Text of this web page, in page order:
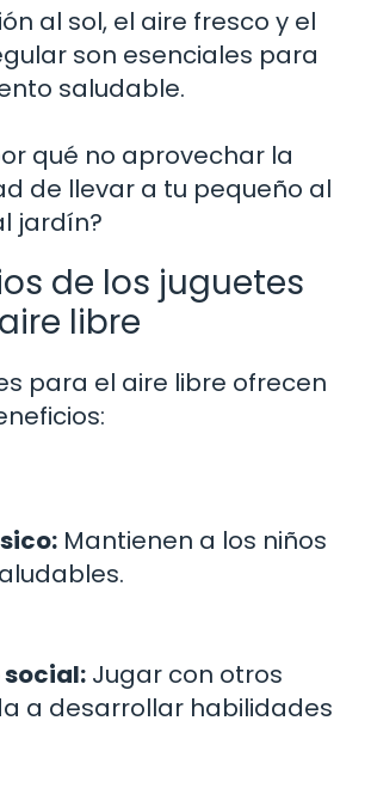
al sol, el aire fresco y el
son esenciales para
saludable.
qué no aprovechar la
de llevar a tu pequeño al
jardín?
de los juguetes
libre
para el aire libre ofrecen
Mantienen a los niños
Jugar con otros
a desarrollar habilidades